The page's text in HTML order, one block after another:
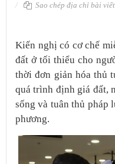
Sao chép địa chỉ bài viết
Kiến nghị có cơ chế
đất ở tối thiểu cho
thời đơn giản hóa thủ
quá trình định giá đất,
sống và tuân thủ pháp
phương.